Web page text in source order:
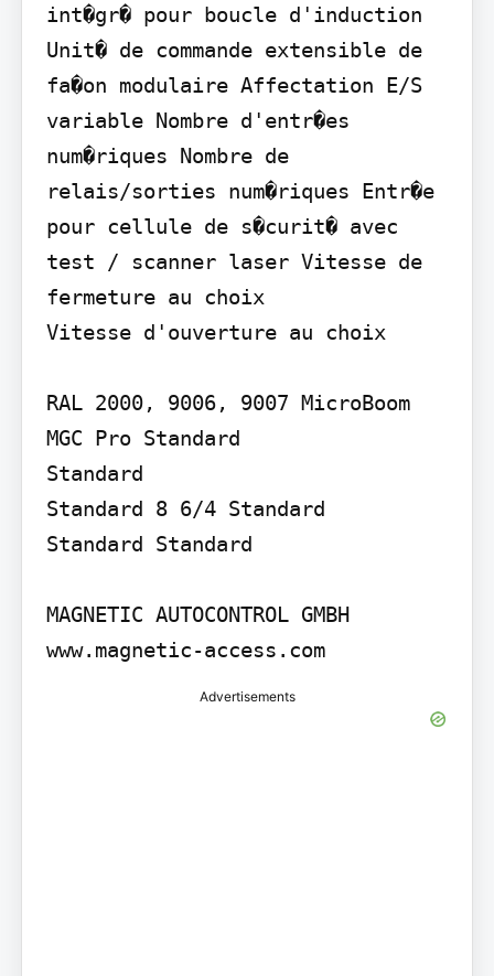
int�gr� pour boucle d'induction
Unit� de commande extensible de
fa�on modulaire Affectation E/S
variable Nombre d'entr�es
num�riques Nombre de
relais/sorties num�riques Entr�e
pour cellule de s�curit� avec
test / scanner laser Vitesse de
fermeture au choix
Vitesse d'ouverture au choix
RAL 2000, 9006, 9007 MicroBoom
MGC Pro Standard
Standard
Standard 8 6/4 Standard
Standard Standard
MAGNETIC AUTOCONTROL GMBH
www.magnetic-access.com
Advertisements